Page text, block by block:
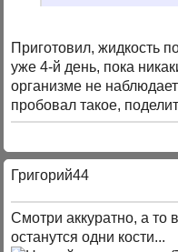
Приготовил, жидкость
уже 4-й день, пока
организме не
пробовал такое,
Григорий44
Смотри аккуратно, а то
останутся одни кости...